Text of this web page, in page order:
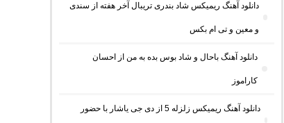
دانلود آهنگ ریمیکس شاد بندری تریبال آخر هفته از سندی
و معین و تی ام بکس
دانلود آهنگ باحال و شاد بوس بده به من از احسان
کاراموز
دانلود آهنگ ریمیکس زلزله 5 از دی جی یاشار با حضور